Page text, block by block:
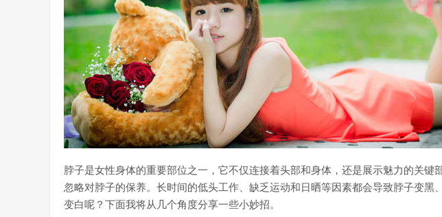
脖子是女性身体的重要部位之一，它不仅连接着头部和身体，还是展示魅力的关键
忽略对脖子的保养。长时间的低头工作、缺乏运动和日晒等因素都会导致脖子变黑
变白呢？下面我将从几个角度分享一些小妙招。